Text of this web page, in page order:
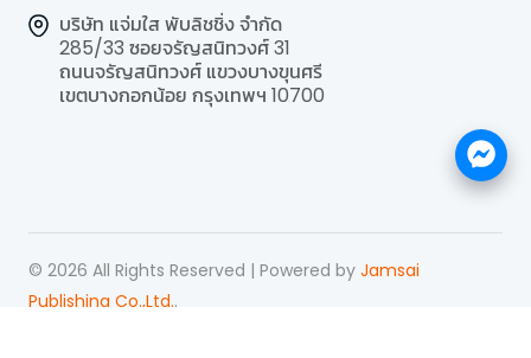
บริษัท แจ่มใส พับลิชชิ่ง จำกัด
285/33 ซอยจรัญสนิทวงศ์ 31
ถนนจรัญสนิทวงศ์ แขวงบางขุนศรี
เขตบางกอกน้อย กรุงเทพฯ 10700
© 2026 All Rights Reserved | Powered by Jamsai
Publishing Co.,Ltd..